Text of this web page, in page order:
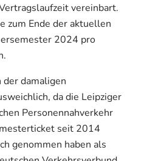
vereinbart.
zum Ende der aktuellen
2024 pro
der damaligen
da die Leipziger
Personennahverkehr
seit 2014
genommen haben als